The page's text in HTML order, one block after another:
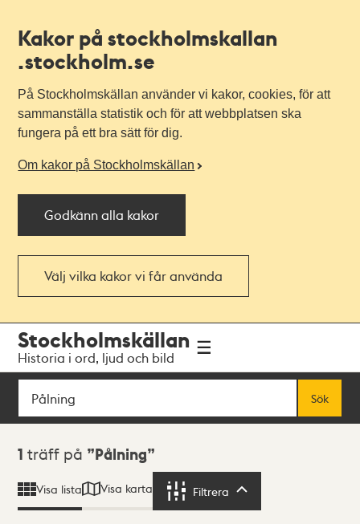
Kakor på stockholmskallan
.stockholm.se
På Stockholmskällan använder vi kakor, cookies, för att
sammanställa statistik och för att webbplatsen ska
fungera på ett bra sätt för dig.
Om kakor på Stockholmskällan
Godkänn alla kakor
Välj vilka kakor vi får använda
navigationen
huvudinnehållet
Stockholmskällan
Historia i ord, ljud och bild
Sök
Sök
Sökresultat
1 träff på Pålning
Visa lista Visa karta Filtrera